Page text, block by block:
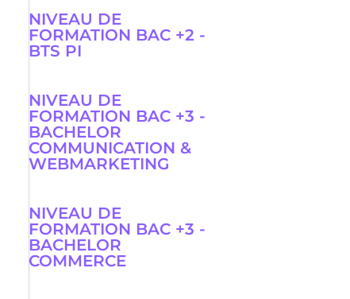
NIVEAU DE
FORMATION BAC +2 -
BTS PI
NIVEAU DE
FORMATION BAC +3 -
BACHELOR
COMMUNICATION &
WEBMARKETING
NIVEAU DE
FORMATION BAC +3 -
BACHELOR
COMMERCE